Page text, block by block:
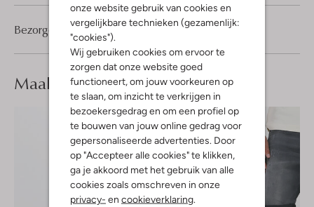
onze website gebruik van cookies en
vergelijkbare technieken (gezamenlijk:
"cookies").
Wij gebruiken cookies om ervoor te
zorgen dat onze website goed
functioneert, om jouw voorkeuren op
te slaan, om inzicht te verkrijgen in
bezoekersgedrag en om een profiel op
te bouwen van jouw online gedrag voor
gepersonaliseerde advertenties. Door
op "Accepteer alle cookies" te klikken,
ga je akkoord met het gebruik van alle
cookies zoals omschreven in onze
privacy- en cookieverklaring.
Bezorgen & retourneren
Maak jelook compleet